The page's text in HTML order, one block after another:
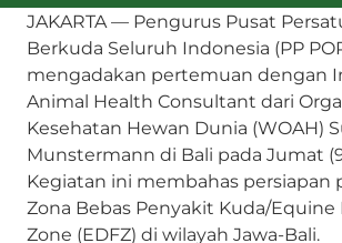
JAKARTA — Pengurus Pusat
Berkuda Seluruh Indonesia (PP
mengadakan pertemuan dengan
Animal Health Consultant dari
Kesehatan Hewan Dunia (WOAH)
Munstermann di Bali pada Jumat
Kegiatan ini membahas
Zona Bebas Penyakit Kuda/Equine
Zone (EDFZ) di wilayah Jawa-Bali.